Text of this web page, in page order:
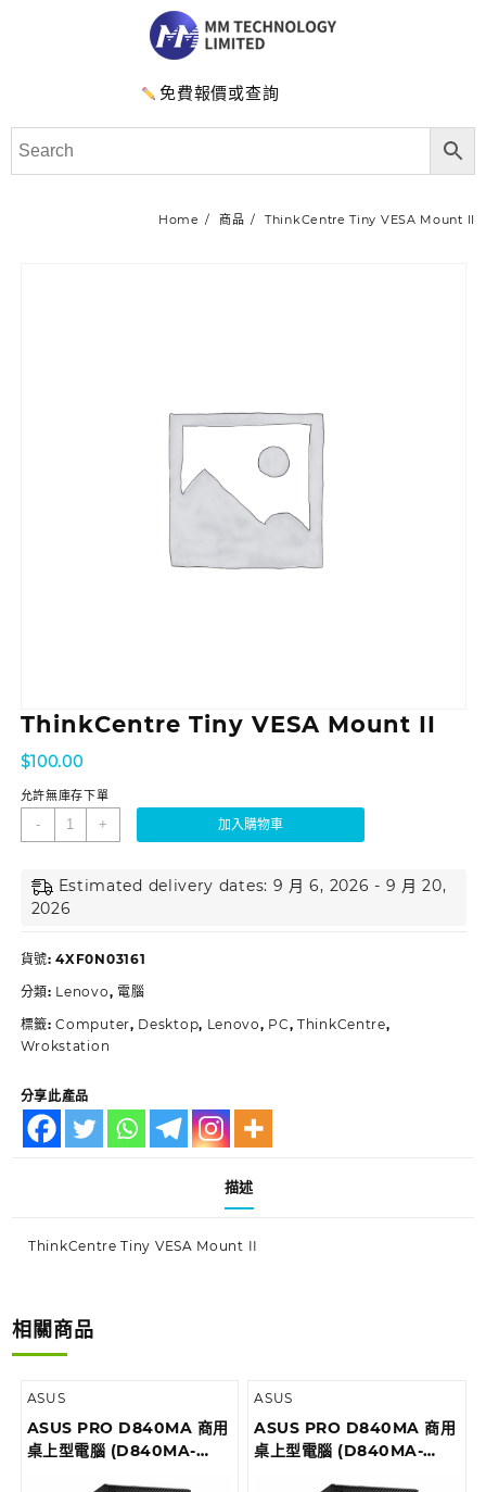
免費報價或查詢
Home 商品 ThinkCentre Tiny VESA Mount II
ThinkCentre Tiny VESA Mount II
$100.00
允許無庫存下單
- + 加入購物車
Estimated delivery dates: 9 月 6, 2026 - 9 月 20,
2026
貨號:4XF0N03161
分類: Lenovo, 電腦
標籤:Computer, Desktop, Lenovo, PC,ThinkCentre,
Wrokstation
分享此產品
描述
ThinkCentre Tiny VESA Mount II
相關商品
ASUS
ASUS PRO D840MA 商用
桌上型電腦 (D840MA-
ASUS
ASUS PRO D840MA 商用
桌上型電腦 (D840MA-